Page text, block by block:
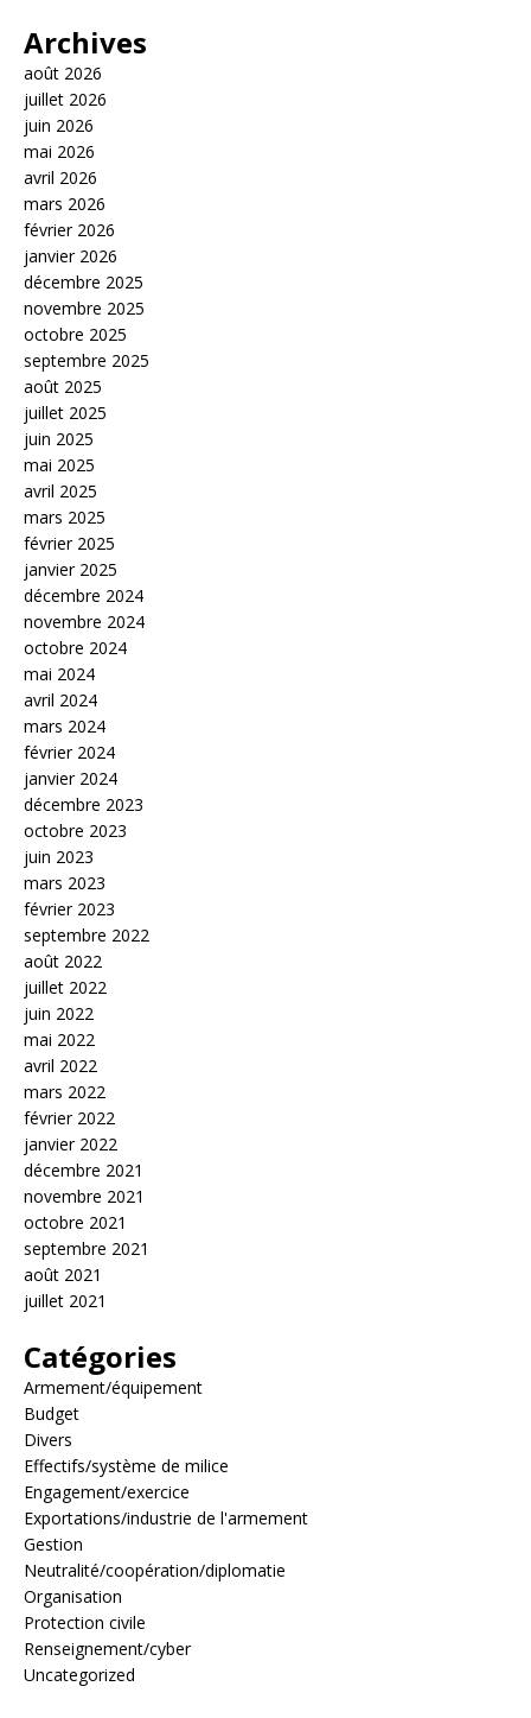
Archives
août 2026
juillet 2026
juin 2026
mai 2026
avril 2026
mars 2026
février 2026
janvier 2026
décembre 2025
novembre 2025
octobre 2025
septembre 2025
août 2025
juillet 2025
juin 2025
mai 2025
avril 2025
mars 2025
février 2025
janvier 2025
décembre 2024
novembre 2024
octobre 2024
mai 2024
avril 2024
mars 2024
février 2024
janvier 2024
décembre 2023
octobre 2023
juin 2023
mars 2023
février 2023
septembre 2022
août 2022
juillet 2022
juin 2022
mai 2022
avril 2022
mars 2022
février 2022
janvier 2022
décembre 2021
novembre 2021
octobre 2021
septembre 2021
août 2021
juillet 2021
Catégories
Armement/équipement
Budget
Divers
Effectifs/système de milice
Engagement/exercice
Exportations/industrie de l'armement
Gestion
Neutralité/coopération/diplomatie
Organisation
Protection civile
Renseignement/cyber
Uncategorized